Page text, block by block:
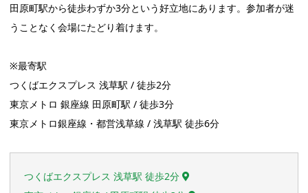
田原町駅から徒歩わずか3分という好立地にあります。参加者が迷
うことなく会場にたどり着けます。
※最寄駅
つくばエクスプレス 浅草駅 / 徒歩2分
東京メトロ 銀座線 田原町駅 / 徒歩3分
東京メトロ銀座線・都営浅草線 / 浅草駅 徒歩6分
つくばエクスプレス 浅草駅 徒歩2分